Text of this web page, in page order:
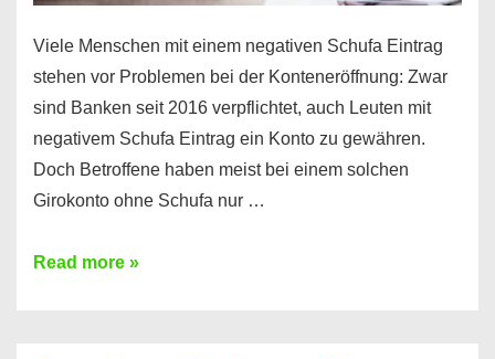
Viele Menschen mit einem negativen Schufa Eintrag
stehen vor Problemen bei der Konteneröffnung: Zwar
sind Banken seit 2016 verpflichtet, auch Leuten mit
negativem Schufa Eintrag ein Konto zu gewähren.
Doch Betroffene haben meist bei einem solchen
Girokonto ohne Schufa nur …
Günstiges
Read more »